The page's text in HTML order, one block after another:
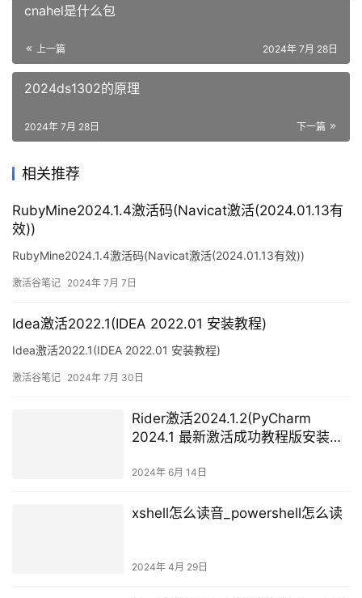
cnahel是什么包
上一篇 2024年 7月 28日
2024ds1302的原理
下一篇
2024年 7月 28日
相关推荐
RubyMine2024.1.4激活码(Navicat激活(2024.01.13有
效))
RubyMine2024.1.4激活码(Navicat激活(2024.01.13有效))
激活谷笔记 2024年 7月 7日
Idea激活2022.1(IDEA 2022.01 安装教程)
Idea激活2022.1(IDEA 2022.01 安装教程)
激活谷笔记 2024年 7月 30日
Rider激活2024.1.2(PyCharm
2024.1 最新激活成功教程版安装教
2024年 6月 14日
xshell怎么读音_powershell怎么读
2024年 4月 29日